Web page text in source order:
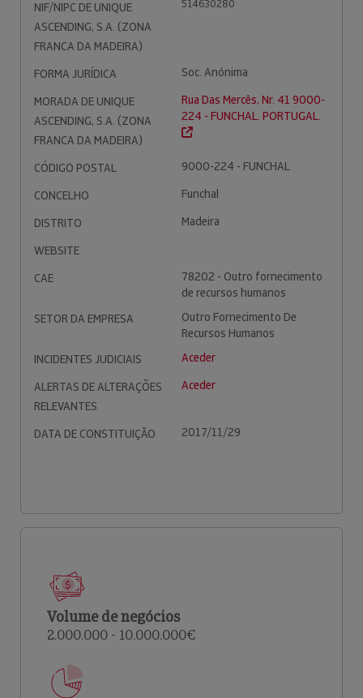
NIF/NIPC DE UNIQUE
ASCENDING, S.A. (ZONA
FRANCA DA MADEIRA)
514630280
FORMA JURÍDICA
Soc. Anónima
MORADA DE UNIQUE
ASCENDING, S.A. (ZONA
FRANCA DA MADEIRA)
Rua Das Mercês, Nr. 41 9000-
224 - FUNCHAL. PORTUGAL.
CÓDIGO POSTAL
9000-224 - FUNCHAL
CONCELHO
Funchal
DISTRITO
Madeira
WEBSITE
CAE
78202 - Outro fornecimento
de recursos humanos
SETOR DA EMPRESA
Outro Fornecimento De
Recursos Humanos
INCIDENTES JUDICIAIS
Aceder
ALERTAS DE ALTERAÇÕES
RELEVANTES
Aceder
DATA DE CONSTITUIÇÃO 2017/11/29
Volume de negócios
2.000.000 - 10.000.000€